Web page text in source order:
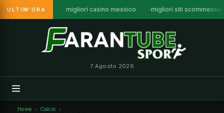
ULTIM'ORA migliori casino messico migliori siti scommesse
7 Agosto 2026
Home
Calcio